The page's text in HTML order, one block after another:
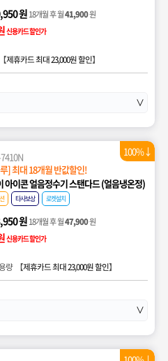
원18개월 후 월41,900원
신용카드 할인가
제휴카드 최대 23,000원 할인】
∨
] 최대 18개월 반값할인!
아이콘 얼음정수기 스탠다드 (얼음냉온정)
타사보상 로켓설치
원18개월 후 월47,900원
신용카드 할인가
100%↓
량 【제휴카드 최대 23,000원 할인】
∨